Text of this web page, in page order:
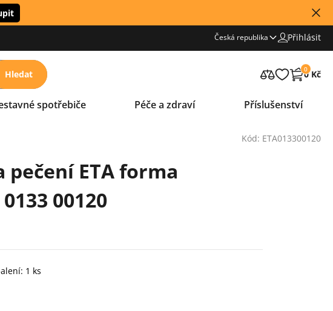
Česká republika Přihlásit
Hledat 0
0 Kč
spotřebiče Péče a zdraví Příslušenství
Kód: ETA013300120
pečení ETA forma
00120
recenzí)
1 ks